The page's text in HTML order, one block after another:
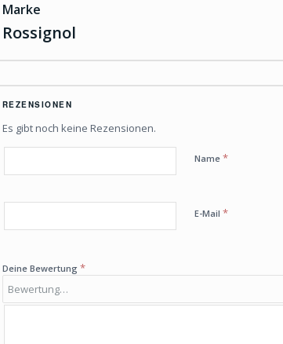
Marke
Rossignol
REZENSIONEN
Es gibt noch keine Rezensionen.
Name *
E-Mail *
Deine Bewertung *